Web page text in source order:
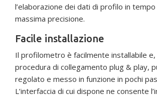
l’elaborazione dei dati di profilo in tempo
massima precisione.
Facile installazione
Il profilometro è facilmente installabile e,
procedura di collegamento plug & play,
regolato e messo in funzione in pochi
L’interfaccia di cui dispone ne consente